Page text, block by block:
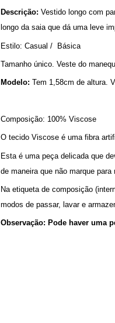
Descrição: Vestido longo com
longo da saia que dá uma leve
Estilo: Casual / Básica
Tamanho único. Veste do
Modelo: Tem 1,58cm de altura.
Composição: 100% Viscose
O tecido Viscose é uma fibra
Esta é uma peça delicada que
de maneira que não marque para
Na etiqueta de composição
modos de passar, lavar e
Observação: Pode haver uma